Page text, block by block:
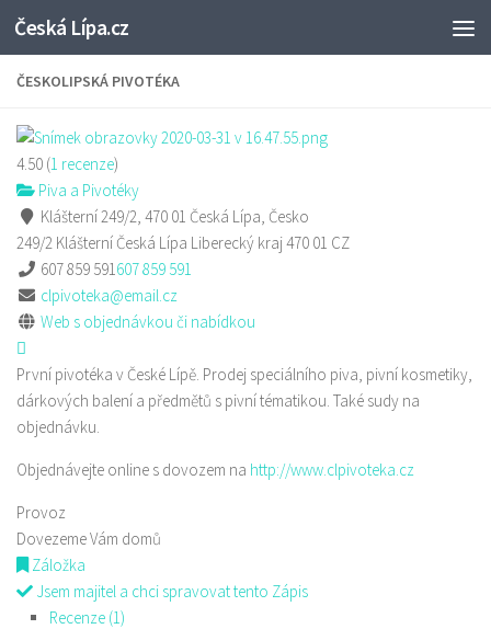
Skip to content
Česká Lípa.cz
ČESKOLIPSKÁ PIVOTÉKA
4.50 (1 recenze)
Piva a Pivotéky
Klášterní 249/2, 470 01 Česká Lípa, Česko
249/2 Klášterní Česká Lípa Liberecký kraj470 01 CZ
607 859 591607 859 591
clpivoteka@email.cz
Web s objednávkou či nabídkou
První pivotéka v České Lípě. Prodej speciálního piva, pivní kosmetiky,
dárkových balení a předmětů s pivní tématikou. Také sudy na
objednávku.
Objednávejte online s dovozem na http://www.clpivoteka.cz
Provoz
Dovezeme Vám domů
Záložka
Jsem majitel a chci spravovat tento Zápis
Recenze (1)